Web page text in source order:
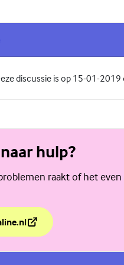
discussie is op 15-01-
hulp?
raakt of het
hulp?